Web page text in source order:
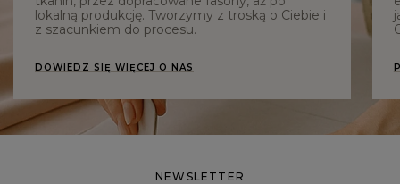
lokalną produkcję. Tworzymy z troską o Ciebie i
z szacunkiem do procesu.
DOWIEDZ SIĘ WIĘCEJ O NAS
NEWSLETTER